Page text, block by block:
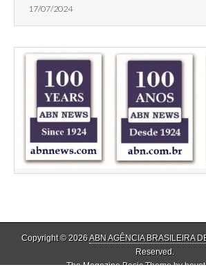
17/07/2024
Copyright © 2026ABN AGÊNCIA BRASILEIRA
Reserved.
The Magazine Basic Theme by